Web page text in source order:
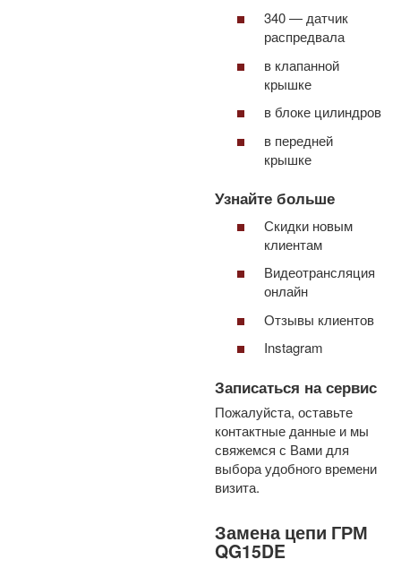
340 — датчик
распредвала
в клапанной
крышке
в блоке цилиндров
в передней
крышке
Узнайте больше
Скидки новым
клиентам
Видеотрансляция
онлайн
Отзывы клиентов
Instagram
Записаться на сервис
Пожалуйста, оставьте
контактные данные и мы
свяжемся с Вами для
выбора удобного времени
визита.
Замена цепи ГРМ
QG15DE